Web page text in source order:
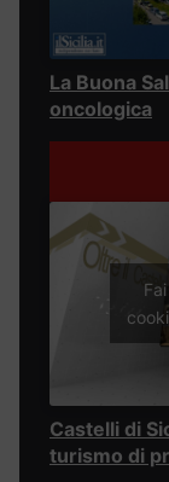
La Buona
oncologica
Castelli di
turismo di